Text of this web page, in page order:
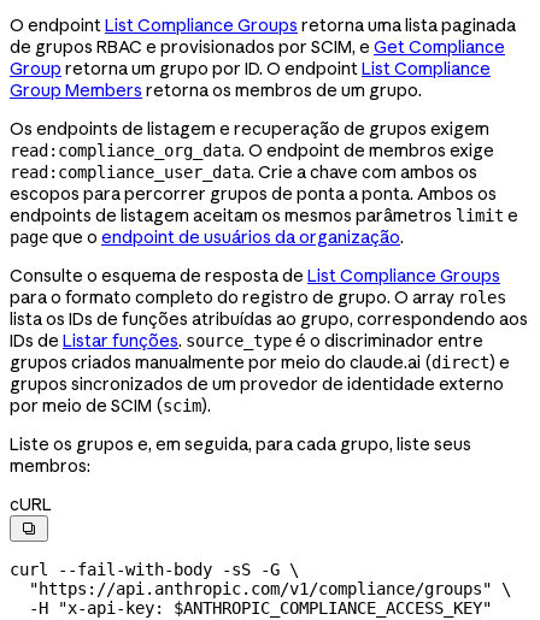
O endpointList Compliance Groups retorna uma lista paginada
de grupos RBAC e provisionados por SCIM, e Get Compliance
Group retorna um grupo por ID. O endpointList Compliance
Group Members retorna os membros de um grupo.
Os endpoints de listagem e recuperação de grupos exigem
read:compliance_org_data. O endpoint de membros exige
read:compliance_user_data. Crie a chave com ambos os
escopos para percorrer grupos de ponta a ponta. Ambos os
endpoints de listagem aceitam os mesmos parâmetros limit e
pageque o endpoint de usuários da organização.
Consulte o esquema de resposta de List Compliance Groups
para o formato completo do registro de grupo. O array roles
lista os IDs de funções atribuídas ao grupo, correspondendo aos
IDs de Listar funções. source_typeé o discriminador entre
grupos criados manualmente por meio do claude.ai (direct) e
grupos sincronizados de um provedor de identidade externo
por meio de SCIM (scim).
Liste os grupos e, em seguida, para cada grupo, liste seus
membros:
cURL

curl --fail-with-body -sS -G \
  "https://api.anthropic.com/v1/compliance/groups"
\
  -H
"x-api-key: $ANTHROPIC_COMPLIANCE_ACCESS_KEY"